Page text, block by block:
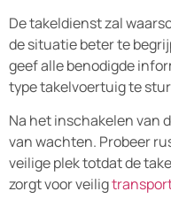
De takeldienst zal
de situatie beter te
geef alle benodigde
type takelvoertuig te
Na het inschakelen van
van wachten. Probeer
veilige plek totdat de
zorgt voor veilig